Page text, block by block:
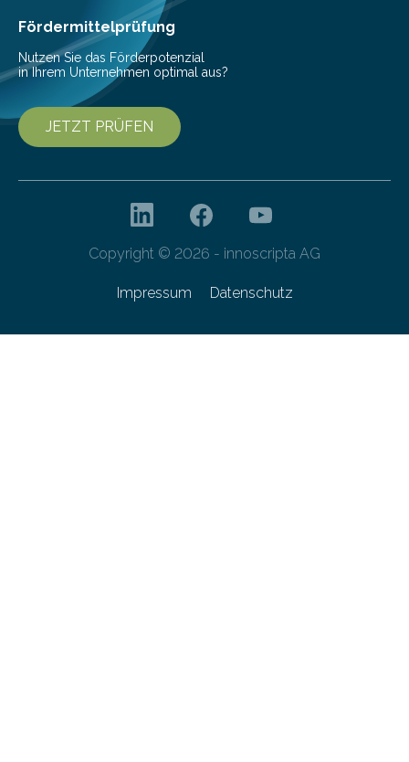
bis 16:00 Uhr, ein virtuelles Partnering Event zum
Forschungsprogramm „Datenrekonstruktion…
Fördermittelprüfung
Nutzen Sie das Förderpotenzial
in Ihrem Unternehmen optimal aus?
JETZT PRÜFEN
Copyright © 2026 - innoscripta AG
Impressum Datenschutz